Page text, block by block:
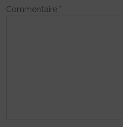
Commentaire *